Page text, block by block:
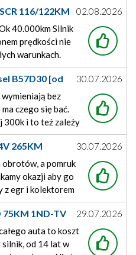
116/122KM
02.08.2026
40.000km Silnik
prędkości nie
warunkach.
Niskie zużycie
ok 20.000km
B57D30 [od
30.07.2026
bez
czego się bać.
300k i to też zależy
mówił że
300-400k i nic
ten dźwięk
265KM
30.07.2026
obrotów, a pomruk
okazji aby go
z egr i kolektorem
BMW, jedziemy i
połykania
nie chce wziąć
75KM 1ND-TV
29.07.2026
auta to koszt
silnik, od 14 lat w